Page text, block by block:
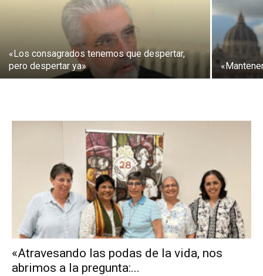
«Los consagrados tenemos que despertar,
pero despertar ya»
«Atravesando las podas de la vida, nos
abrimos a la pregunta:...